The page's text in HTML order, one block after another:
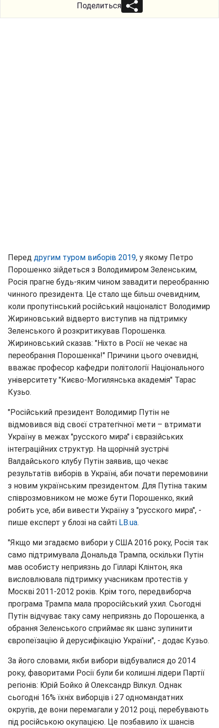
Поделиться
Перед другим туром виборів 2019, у якому Петро
Порошенко зійдеться з Володимиром Зеленським,
Росія прагне будь-яким чином завадити переобранню
чинного президента. Це стало ще більш очевидним,
коли пропутінський російський націоналіст Володимир
Жириновський відверто виступив на підтримку
Зеленського й розкритикував Порошенка.
Жириновський сказав: "Ніхто в Росії не чекає на
переобрання Порошенка!" Причини цього очевидні,
вважає професор кафедри політології Національного
університету "Києво-Могилянська академія" Тарас
Кузьо.
"Російський президент Володимир Путін не
відмовився від своєї стратегічної мети – втримати
Україну в межах "русского мира" і євразійських
інтеграційних структур. На щорічній зустрічі
Валдайського клубу Путін заявив, що чекає
результатів виборів в Україні, аби почати перемовини
з новим українським президентом. Для Путіна таким
співрозмовником не може бути Порошенко, який
робить усе, аби вивести Україну з "русского мира", -
пише експерт у блозі на сайті LB.ua.
"Якщо ми згадаємо вибори у США 2016 року, Росія так
само підтримувала Дональда Трампа, оскільки Путін
мав особисту неприязнь до Гілларі Клінтон, яка
висловлювала підтримку учасникам протестів у
Москві 2011-2012 років. Крім того, передвиборча
програма Трампа мала проросійський ухил. Сьогодні
Путін відчуває таку саму неприязнь до Порошенка, а
обрання Зеленського сприймає як шанс зупинити
європеїзацію й дерусифікацію України", - додає Кузьо.
За його словами, якби вибори відбувалися до 2014
року, фаворитами Росії були би колишні лідери Партії
регіонів: Юрій Бойко й Олександр Вілкул. Однак
сьогодні 16% їхніх виборців і 27 одномандатних
округів, де вони перемагали у 2012 році, перебувають
під російською окупацією. Це позбавило їх шансів